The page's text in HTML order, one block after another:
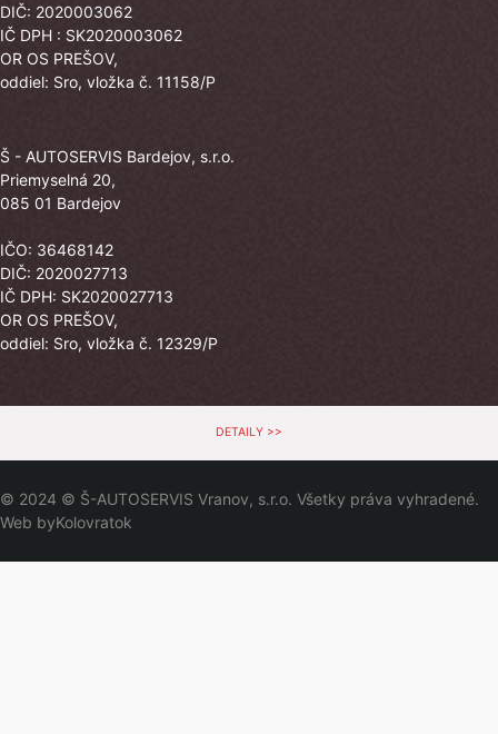
DIČ: 2020003062
IČ DPH : SK2020003062
OR OS PREŠOV,
oddiel: Sro, vložka č. 11158/P
Š - AUTOSERVIS Bardejov, s.r.o.
Priemyselná 20,
085 01 Bardejov
IČO: 36468142
DIČ: 2020027713
IČ DPH: SK2020027713
OR OS PREŠOV,
oddiel: Sro, vložka č. 12329/P
DETAILY >>
© 2024 © Š-AUTOSERVIS Vranov, s.r.o. Všetky práva vyhradené.
Web byKolovratok